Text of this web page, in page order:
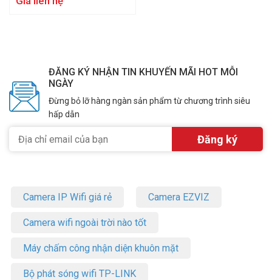
ĐĂNG KÝ NHẬN TIN KHUYẾN MÃI HOT MỖI
NGÀY
Đừng bỏ lỡ hàng ngàn sản phẩm từ chương trình siêu
hấp dẫn
Camera IP Wifi giá rẻ Camera EZVIZ
Camera wifi ngoài trời nào tốt
Máy chấm công nhận diện khuôn mặt
Bộ phát sóng wifi TP-LINK